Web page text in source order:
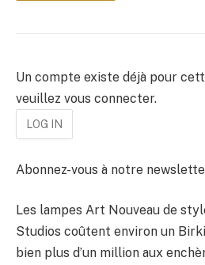
Un compte existe déjà pour
veuillez vous connecter.
Abonnez-vous à notre
Les lampes Art Nouveau de
Studios coûtent environ un
bien plus d’un million aux